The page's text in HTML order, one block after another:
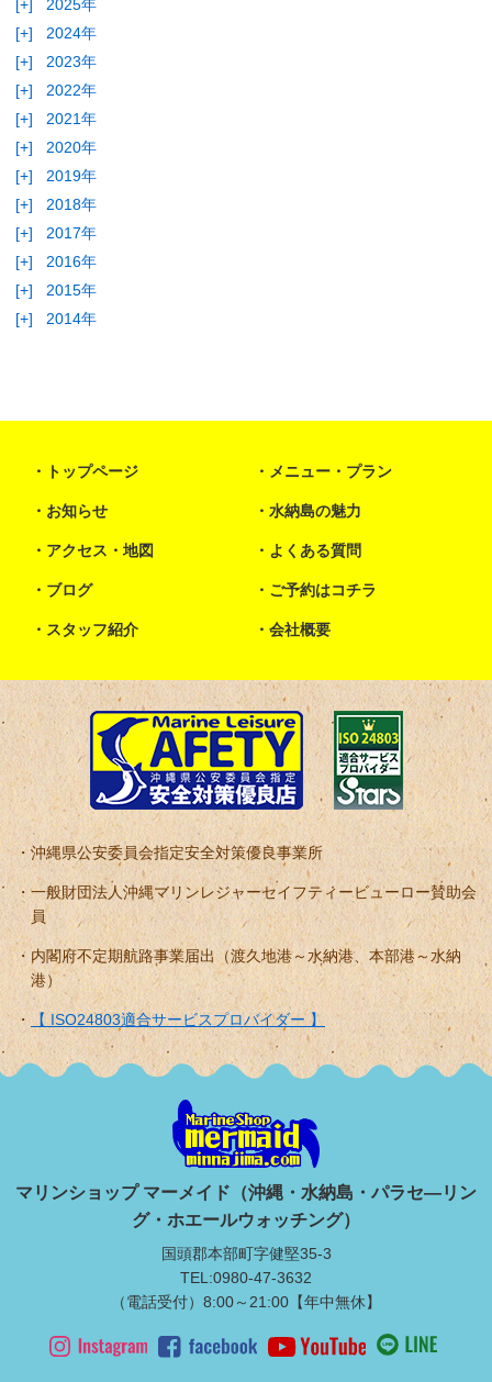
[+]
2025年
[+]
2024年
[+]
2023年
[+]
2022年
[+]
2021年
[+]
2020年
[+]
2019年
[+]
2018年
[+]
2017年
[+]
2016年
[+]
2015年
[+]
2014年
トップページ メニュー・プラン
お知らせ 水納島の魅力
アクセス・地図 よくある質問
ブログ ご予約はコチラ
スタッフ紹介 会社概要
沖縄県公安委員会指定安全対策優良事業所
一般財団法人沖縄マリンレジャーセイフティービューロー賛助会
員
内閣府不定期航路事業届出（渡久地港～水納港、本部港～水納
港）
【 ISO24803適合サービスプロバイダー 】
マリンショップ マーメイド（沖縄・水納島・パラセ―リン
グ・ホエールウォッチング）
国頭郡本部町字健堅35-3
TEL:0980-47-3632
（電話受付）8:00～21:00【年中無休】